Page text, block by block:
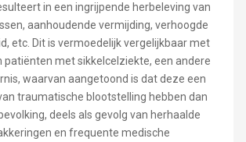
in een ingrijpende herbeleving van
aanhoudende vermijding, verhoogde
etc. Dit is vermoedelijk vergelijkbaar met
patiënten met sikkelcelziekte, een andere
waarvan aangetoond is dat deze een
traumatische blootstelling hebben dan
deels als gevolg van herhaalde
en frequente medische